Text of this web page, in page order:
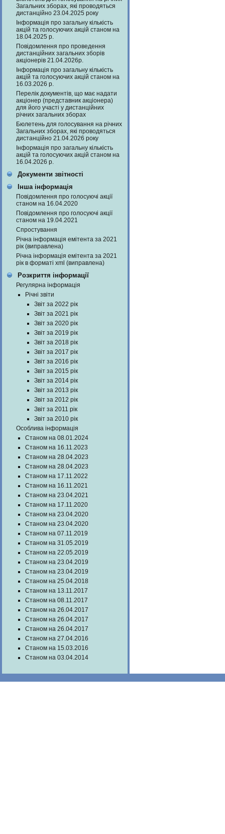
Загальних зборах, які проводяться
дистанційно 23.04.2025 року
Інформація про загальну кількість
акцій та голосуючих акцій станом на
18.04.2025 р.
Повідомлення про проведення
дистанційних загальних зборів
акціонерів 21.04.2026р.
Інформація про загальну кількість
акцій та голосуючих акцій станом на
16.03.2026 р.
Перелік документів, що має надати
акціонер (представник акціонера)
для його участі у дистанційних
річних загальних зборах
Бюлетень для голосування на річних
Загальних зборах, які проводяться
дистанційно 21.04.2026 року
Інформація про загальну кількість
акцій та голосуючих акцій станом на
16.04.2026 р.
Документи звітності
Інша інформація
Повідомлення про голосуючі акції
станом на 16.04.2020
Повідомлення про голосуючі акції
станом на 19.04.2021
Спростування
Річна інформація емітента за 2021
рік (виправлена)
Річна інформація емітента за 2021
рік в форматі xml (виправлена)
Розкриття інформації
Регулярна інформація
Річні звіти
Звіт за 2022 рік
Звіт за 2021 рік
Звіт за 2020 рік
Звіт за 2019 рік
Звіт за 2018 рік
Звіт за 2017 рік
Звіт за 2016 рік
Звіт за 2015 рік
Звіт за 2014 рік
Звіт за 2013 рік
Звіт за 2012 рік
Звіт за 2011 рік
Звіт за 2010 рік
Особлива інформація
Станом на 08.01.2024
Станом на 16.11.2023
Станом на 28.04.2023
Станом на 28.04.2023
Станом на 17.11.2022
Станом на 16.11.2021
Станом на 23.04.2021
Станом на 17.11.2020
Станом на 23.04.2020
Станом на 23.04.2020
Станом на 07.11.2019
Станом на 31.05.2019
Станом на 22.05.2019
Станом на 23.04.2019
Станом на 23.04.2019
Станом на 25.04.2018
Станом на 13.11.2017
Станом на 08.11.2017
Станом на 26.04.2017
Станом на 26.04.2017
Станом на 26.04.2017
Станом на 27.04.2016
Станом на 15.03.2016
Станом на 03.04.2014